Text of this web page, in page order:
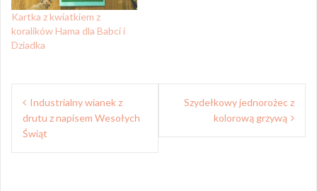
Kartka z kwiatkiem z
koralików Hama dla Babci i
Dziadka
Nawigacja
wpisu
Industrialny wianek z
drutu z napisem Wesołych
Świąt
Szydełkowy jednorożec z
kolorową grzywą